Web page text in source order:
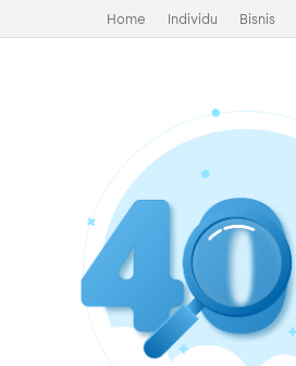
Home Individu Bisnis